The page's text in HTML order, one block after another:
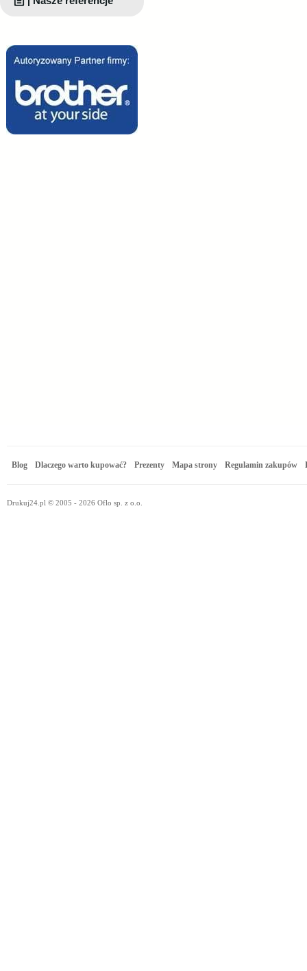
Blog Dlaczego warto kupować? Prezenty Mapa strony Regulamin zakupów
Drukuj24.pl © 2005 - 2026 Oflo sp. z o.o.